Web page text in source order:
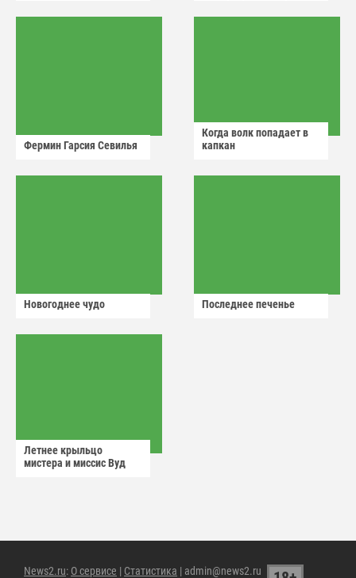
Фермин Гарсия Севилья
Когда волк попадает в
капкан
Новогоднее чудо Последнее печенье
Летнее крыльцо
мистера и миссис Вуд
News2.ru: О сервисе | Статистика | admin@news2.ru